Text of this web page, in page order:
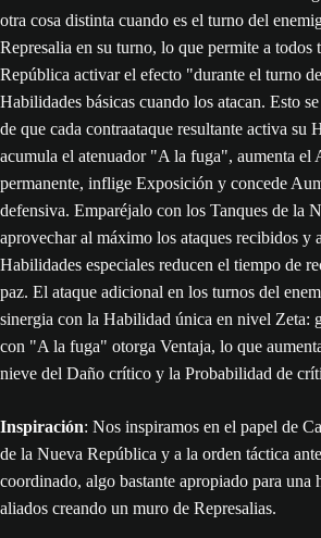
otra cosa distinta cuando es el turno del
Represalia en su turno, lo que permite a todos
República activar el efecto "durante el turno
Habilidades básicas cuando los atacan. Esto
de que cada contraataque resultante activa su
acumula el atenuador "A la fuga", aumenta el
permanente, inflige Exposición y concede
defensiva. Emparéjalo con los Tanques de la
aprovechar al máximo los ataques recibidos y
Habilidades especiales reducen el tiempo de
paz. El ataque adicional en los turnos del
sinergia con la Habilidad única en nivel Zeta:
con "A la fuga" otorga Ventaja, lo que
nieve del Daño crítico y la Probabilidad de
Inspiración: Nos inspiramos en el papel de
de la Nueva República y a la orden táctica
coordinado, algo bastante apropiado para una
aliados creando un muro de Represalias.